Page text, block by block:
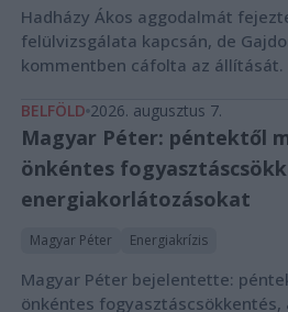
Hadházy Ákos aggodalmát
felülvizsgálata kapcsán, de
kommentben cáfolta az állítását.
BELFÖLD 2026. augusztus 7.
Magyar Péter: péntektől
önkéntes
energiakorlátozásokat
Magyar Péter Energiakrízis
Magyar Péter bejelentette:
önkéntes fogyasztáscsökkentés,